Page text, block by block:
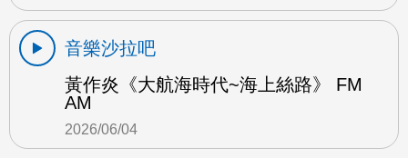
音樂沙拉吧
黃作炎《大航海時代~海上絲路》 FM
AM
2026/06/04